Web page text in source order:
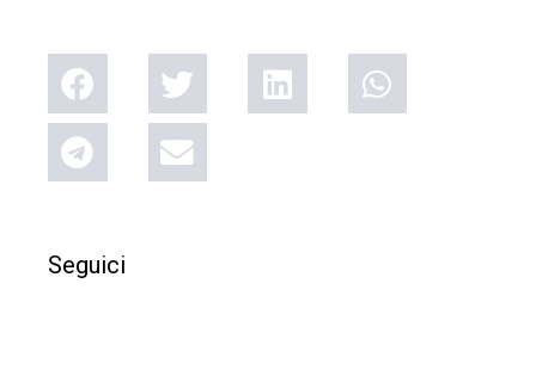
Seguici